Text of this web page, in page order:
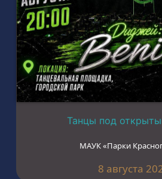
Танцы под
МАУК «Парки
8 августа